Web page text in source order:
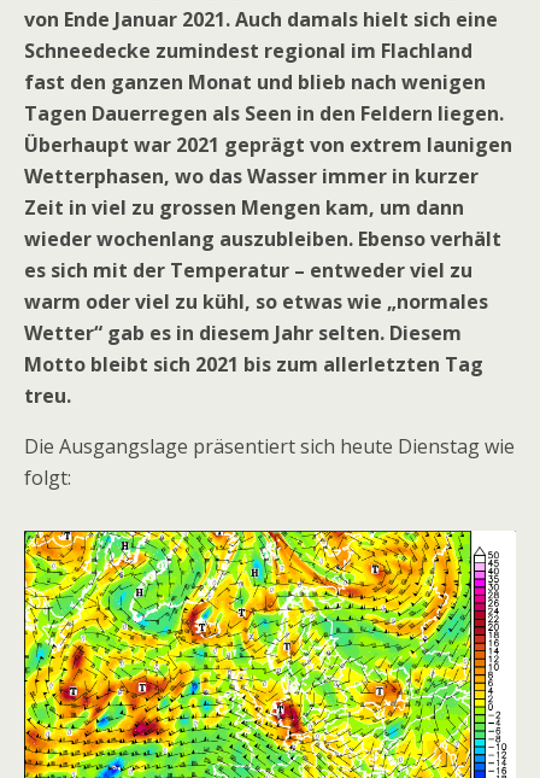
von Ende Januar 2021. Auch damals hielt sich eine
Schneedecke zumindest regional im Flachland
fast den ganzen Monat und blieb nach wenigen
Tagen Dauerregen als Seen in den Feldern liegen.
Überhaupt war 2021 geprägt von extrem launigen
Wetterphasen, wo das Wasser immer in kurzer
Zeit in viel zu grossen Mengen kam, um dann
wieder wochenlang auszubleiben. Ebenso verhält
es sich mit der Temperatur – entweder viel zu
warm oder viel zu kühl, so etwas wie „normales
Wetter“ gab es in diesem Jahr selten. Diesem
Motto bleibt sich 2021 bis zum allerletzten Tag
treu.
Die Ausgangslage präsentiert sich heute Dienstag wie
folgt: